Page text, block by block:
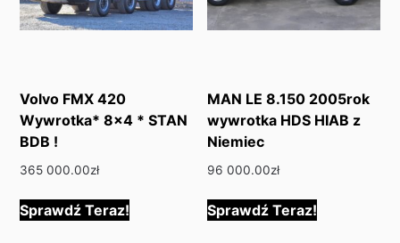
Volvo FMX 420
Wywrotka* 8×4 * STAN
BDB !
365 000.00zł
Sprawdź Teraz!
MAN LE 8.150 2005rok
wywrotka HDS HIAB z
Niemiec
96 000.00zł
Sprawdź Teraz!